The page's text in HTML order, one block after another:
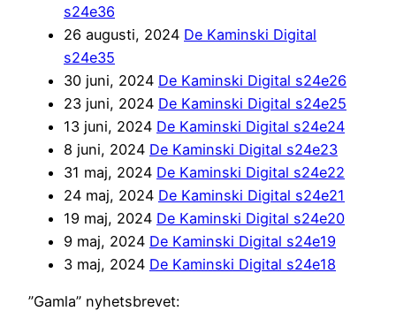
s24e36
26 augusti, 2024 De Kaminski Digital
s24e35
30 juni, 2024 De Kaminski Digital s24e26
23 juni, 2024 De Kaminski Digital s24e25
13 juni, 2024 De Kaminski Digital s24e24
8 juni, 2024 De Kaminski Digital s24e23
31 maj, 2024 De Kaminski Digital s24e22
24 maj, 2024 De Kaminski Digital s24e21
19 maj, 2024 De Kaminski Digital s24e20
9 maj, 2024 De Kaminski Digital s24e19
3 maj, 2024 De Kaminski Digital s24e18
”Gamla” nyhetsbrevet: